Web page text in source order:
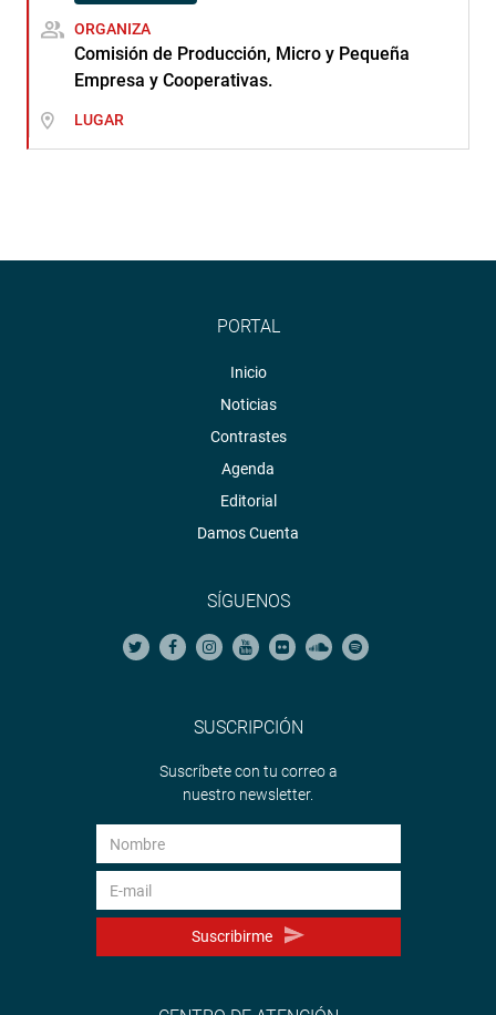
ORGANIZA
Comisión de Producción, Micro y Pequeña
Empresa y Cooperativas.
LUGAR
PORTAL
Inicio
Noticias
Contrastes
Agenda
Editorial
Damos Cuenta
SÍGUENOS
SUSCRIPCIÓN
Suscríbete con tu correo a
nuestro newsletter.
Suscribirme